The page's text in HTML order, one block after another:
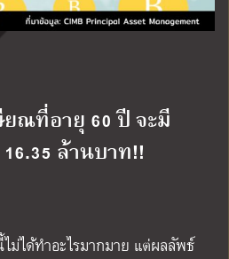
ณที่อายุ 60 ปี จะมี
ล้านบาท!!
ได้ทำอะไรมากมาย แต่ผลลัพธ์